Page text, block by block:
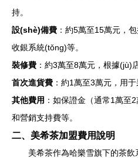
持。
設(shè)備費 ：約5萬至15萬元，
收銀系統(tǒng)等。
裝修費 ：約3萬至8萬元，根據(jù)
首次進貨費 ：約1萬至3萬元，用
其他費用 ：如保證金（通常1萬至
和營銷支持費等。
二、美希茶加盟費用說明
美希茶作為哈樂雪旗下的茶